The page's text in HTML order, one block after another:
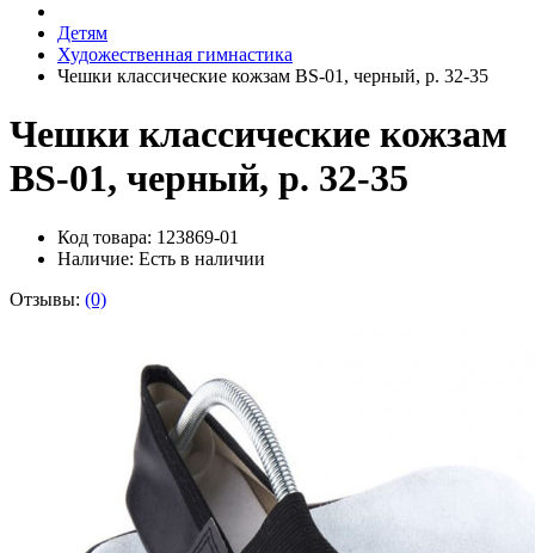
Детям
Художественная гимнастика
Чешки классические кожзам BS-01, черный, р. 32-35
Чешки классические кожзам
BS-01, черный, р. 32-35
Код товара: 123869-01
Наличие: Есть в наличии
Отзывы: (0)